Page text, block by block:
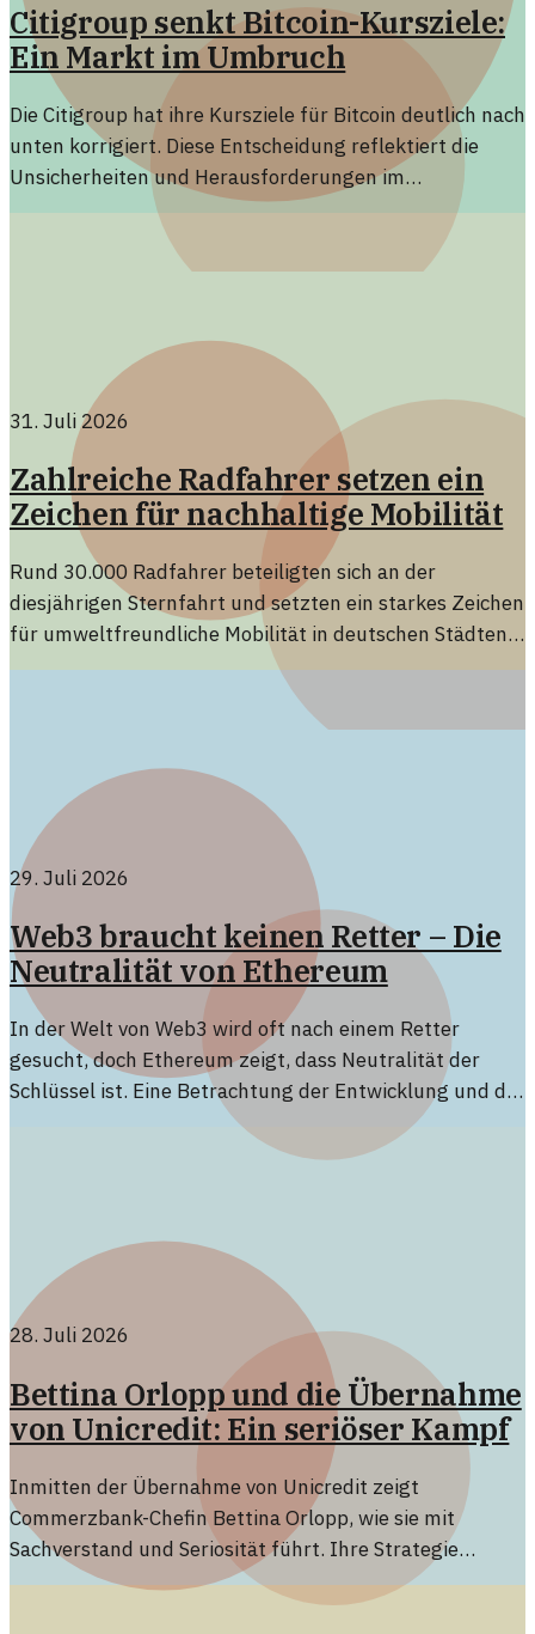
Citigroup senkt Bitcoin-Kursziele:
Ein Markt im Umbruch
Die Citigroup hat ihre Kursziele für Bitcoin deutlich nach
unten korrigiert. Diese Entscheidung reflektiert die
Unsicherheiten und Herausforderungen im
Kryptowährungsmarkt.
31. Juli 2026
Zahlreiche Radfahrer setzen ein
Zeichen für nachhaltige Mobilität
Rund 30.000 Radfahrer beteiligten sich an der
diesjährigen Sternfahrt und setzten ein starkes Zeichen
für umweltfreundliche Mobilität in deutschen Städten.
Die Veranstaltung zeigte, wie wichtig alternative
29. Juli 2026
Web3 braucht keinen Retter – Die
Neutralität von Ethereum
In der Welt von Web3 wird oft nach einem Retter
gesucht, doch Ethereum zeigt, dass Neutralität der
Schlüssel ist. Eine Betrachtung der Entwicklung und der
zukünftigen Rolle von Ethereum ohne zentrale
28. Juli 2026
Bettina Orlopp und die Übernahme
von Unicredit: Ein seriöser Kampf
Inmitten der Übernahme von Unicredit zeigt
Commerzbank-Chefin Bettina Orlopp, wie sie mit
Sachverstand und Seriosität führt. Ihre Strategie
könnte wegweisend sein.